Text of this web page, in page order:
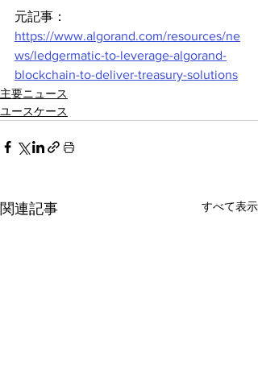
元記事：
https://www.algorand.com/resources/ne
ws/ledgermatic-to-leverage-algorand-
blockchain-to-deliver-treasury-solutions
主要ニュース
ユースケース
関連記事 すべて表示